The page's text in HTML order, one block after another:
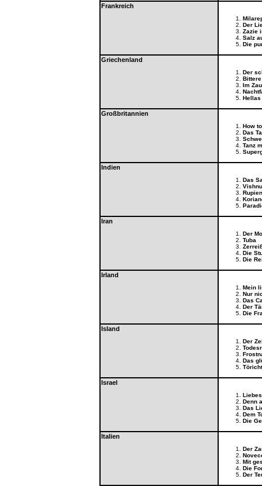
Frankreich
Der
Zazie
Salz
Die
Griechenland
Der
Im
Hellas
Großbritannien
How
Das
Tanz
Indien
Das
Iran
Der
Tuba
Die
Die
Irland
Mein
Nur
Das
Der
Die
Island
Der
Das
Israel
Denn
Das
Dem
Die
Italien
Der
Mit
Die
Der